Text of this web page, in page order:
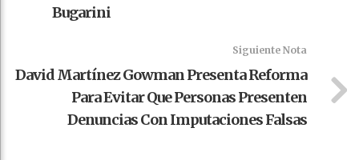
Bugarini
Siguiente Nota
David Martínez Gowman Presenta Reforma
Para Evitar Que Personas Presenten
Denuncias Con Imputaciones Falsas